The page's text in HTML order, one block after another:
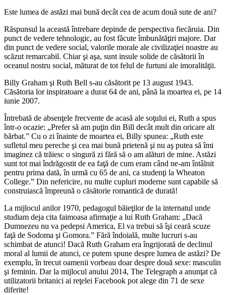
Este lumea de astăzi mai bună decât cea de acum două sute de ani?
Răspunsul la această întrebare depinde de perspectiva fiecăruia. Din
punct de vedere tehnologic, au fost făcute îmbunătăţiri majore. Dar
din punct de vedere social, valorile morale ale civilizaţiei noastre au
scăzut remarcabil. Chiar şi aşa, sunt insule solide de căsătorii în
oceanul nostru social, măturat de tot felul de furtuni ale imoralităţii.
Billy Graham şi Ruth Bell s-au căsătorit pe 13 august 1943.
Căsătoria lor inspiratoare a durat 64 de ani, până la moartea ei, pe 14
iunie 2007.
Întrebată de absenţele frecvente de acasă ale soţului ei, Ruth a spus
într-o ocazie: „Prefer să am puţin din Bill decât mult din oricare alt
bărbat.” Cu o zi înainte de moartea ei, Billy spunea: „Ruth este
sufletul meu pereche şi cea mai bună prietenă şi nu aş putea să îmi
imaginez că trăiesc o singură zi fără să o am alături de mine. Astăzi
sunt tot mai îndrăgostit de ea faţă de cum eram când ne-am întâlnit
pentru prima dată, în urmă cu 65 de ani, ca studenţi la Wheaton
College.” Din nefericire, nu multe cupluri moderne sunt capabile să
construiască împreună o căsătorie romantică de durată!
La mijlocul anilor 1970, pedagogul băieţilor de la internatul unde
studiam deja cita faimoasa afirmaţie a lui Ruth Graham: „Dacă
Dumnezeu nu va pedepsi America, El va trebui să îşi ceară scuze
faţă de Sodoma şi Gomora.” Fără îndoială, multe lucruri s-au
schimbat de atunci! Dacă Ruth Graham era îngrijorată de declinul
moral al lumii de atunci, ce putem spune despre lumea de astăzi? De
exemplu, în trecut oamenii vorbeau doar despre două sexe: masculin
şi feminin. Dar la mijlocul anului 2014, The Telegraph a anunţat că
utilizatorii britanici ai reţelei Facebook pot alege din 71 de sexe
diferite!